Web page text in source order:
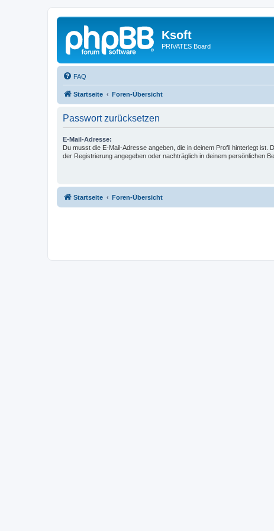
Ksoft
PRIVATES Board
FAQ
Startseite Foren-Übersicht
Passwort zurücksetzen
E-Mail-Adresse:
Du musst die E-Mail-Adresse angeben, die in deinem Profil hinterlegt ist.
der Registrierung angegeben oder nachträglich in deinem persönlichen
Startseite Foren-Übersicht